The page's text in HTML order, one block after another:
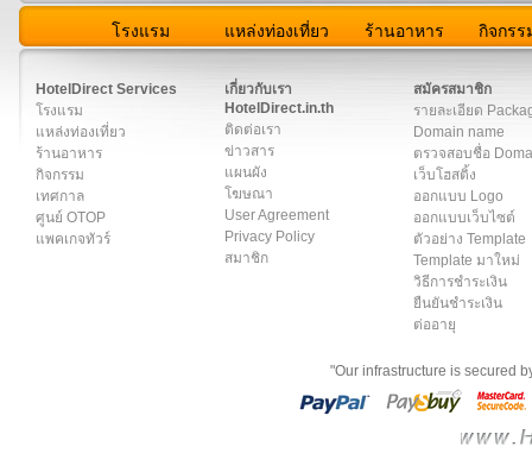
โรงแรม แหล่งท่องเที่ยว ร้านอาหาร กิจกรร
HotelDirect Services
โรงแรม
แหล่งท่องเที่ยว
ร้านอาหาร
กิจกรรม
เทศกาล
ศูนย์ OTOP
แพคเกจทัวร์
เกี่ยวกับเรา
HotelDirect.in.th
ติดต่อเรา
ข่าวสาร
แผนผัง
โฆษณา
User Agreement
Privacy Policy
สมาชิก
สมัครสมาชิก
รายละเอียด
Domain name
ตรวจสอบชื่อ
เว็บโฮสติ้ง
ออกแบบ Logo
ออกแบบเว็บไซต์
ตัวอย่าง Template
Template มาใหม่
วิธีการชำระเงิน
ยืนยันชำระเงิน
ต่ออายุ
"Our infrastructure is secured